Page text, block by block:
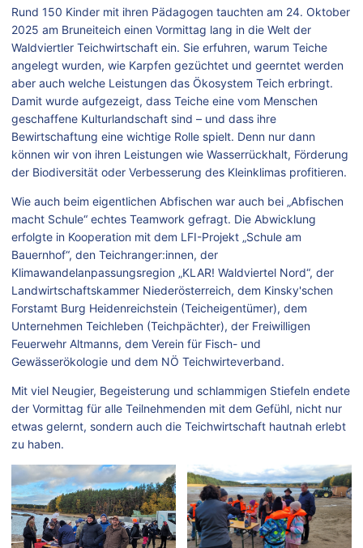
Rund 150 Kinder mit ihren Pädagogen tauchten am 24. Oktober
2025 am Bruneiteich einen Vormittag lang in die Welt der
Waldviertler Teichwirtschaft ein. Sie erfuhren, warum Teiche
angelegt wurden, wie Karpfen gezüchtet und geerntet werden
aber auch welche Leistungen das Ökosystem Teich erbringt.
Damit wurde aufgezeigt, dass Teiche eine vom Menschen
geschaffene Kulturlandschaft sind – und dass ihre
Bewirtschaftung eine wichtige Rolle spielt. Denn nur dann
können wir von ihren Leistungen wie Wasserrückhalt, Förderung
der Biodiversität oder Verbesserung des Kleinklimas profitieren.
Wie auch beim eigentlichen Abfischen war auch bei „Abfischen
macht Schule“ echtes Teamwork gefragt. Die Abwicklung
erfolgte in Kooperation mit dem LFI-Projekt „Schule am
Bauernhof“, den Teichranger:innen, der
Klimawandelanpassungsregion „KLAR! Waldviertel Nord“, der
Landwirtschaftskammer Niederösterreich, dem Kinsky'schen
Forstamt Burg Heidenreichstein (Teicheigentümer), dem
Unternehmen Teichleben (Teichpächter), der Freiwilligen
Feuerwehr Altmanns, dem Verein für Fisch- und
Gewässerökologie und dem NÖ Teichwirteverband.
Mit viel Neugier, Begeisterung und schlammigen Stiefeln endete
der Vormittag für alle Teilnehmenden mit dem Gefühl, nicht nur
etwas gelernt, sondern auch die Teichwirtschaft hautnah erlebt
zu haben.